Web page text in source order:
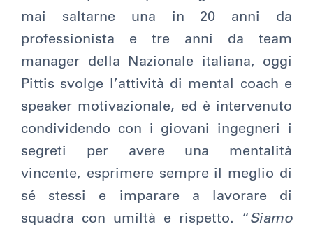
mai saltarne una in 20 anni da
professionista e tre anni da team
manager della Nazionale italiana, oggi
Pittis svolge l’attività di mental coach e
speaker motivazionale, ed è intervenuto
condividendo con i giovani ingegneri i
segreti per avere una mentalità
vincente, esprimere sempre il meglio di
sé stessi e imparare a lavorare di
squadra con umiltà e rispetto. “ Siamo